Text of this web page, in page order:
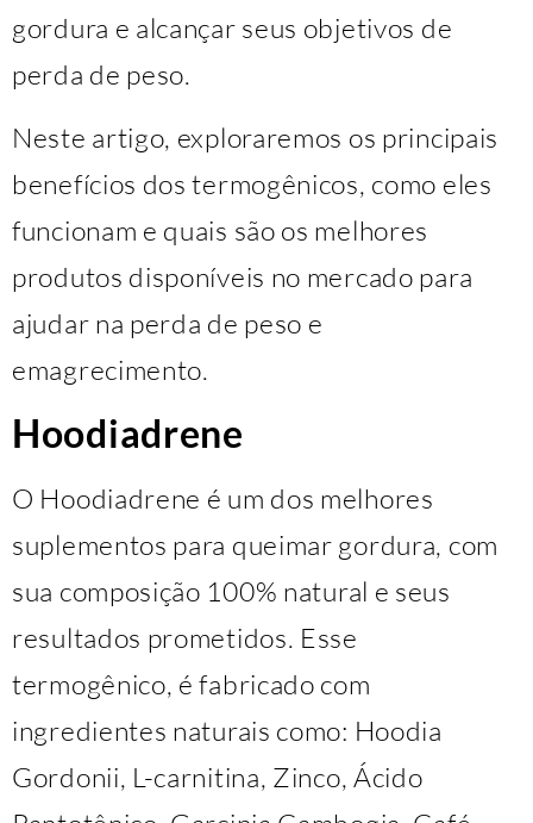
gordura e alcançar seus objetivos de
perda de peso.
Neste artigo, exploraremos os principais
benefícios dos termogênicos, como eles
funcionam e quais são os melhores
produtos disponíveis no mercado para
ajudar na perda de peso e
emagrecimento.
Hoodiadrene
O Hoodiadrene é um dos melhores
suplementos para queimar gordura, com
sua composição 100% natural e seus
resultados prometidos. Esse
termogênico, é fabricado com
ingredientes naturais como: Hoodia
Gordonii, L-carnitina, Zinco, Ácido